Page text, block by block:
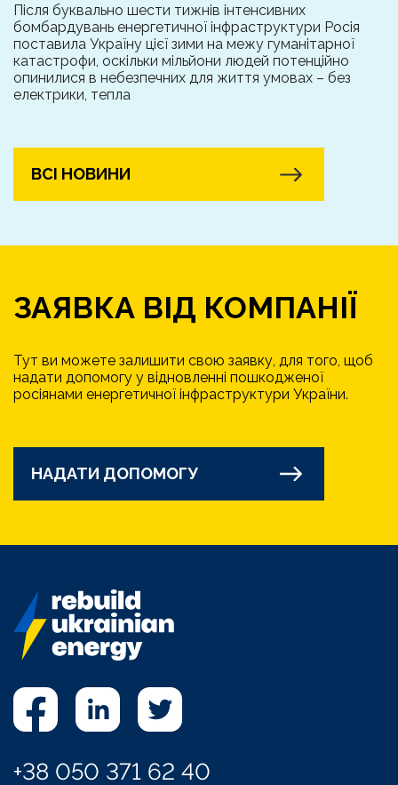
Після буквально шести тижнів інтенсивних
бомбардувань енергетичної інфраструктури Росія
поставила Україну цієї зими на межу гуманітарної
катастрофи, оскільки мільйони людей потенційно
опинилися в небезпечних для життя умовах – без
електрики, тепла
ВСІ НОВИНИ
ЗАЯВКА ВІД КОМПАНІЇ
Тут ви можете залишити свою заявку, для того, щоб
надати допомогу у відновленні пошкодженої
росіянами енергетичної інфраструктури України.
НАДАТИ ДОПОМОГУ
+38 050 371 62 40